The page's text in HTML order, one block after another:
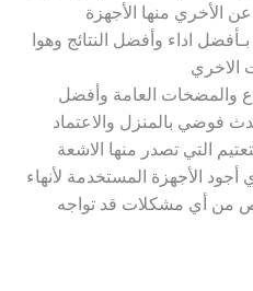
الأخري منها الأجهزة
اداء وأفضل النتائج وهوا
الاخري
والمضخات العامة وأفضل
فوضي بالمنزل والاعتماد
التي تصدر منها الاشعة
الأجهزة المستخدمة لأنهاء
من أي مشكلات قد تواجه